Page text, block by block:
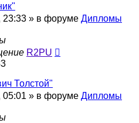
23:33 » в форуме Дипломы
R2PU
Толстой"
05:01 » в форуме Дипломы